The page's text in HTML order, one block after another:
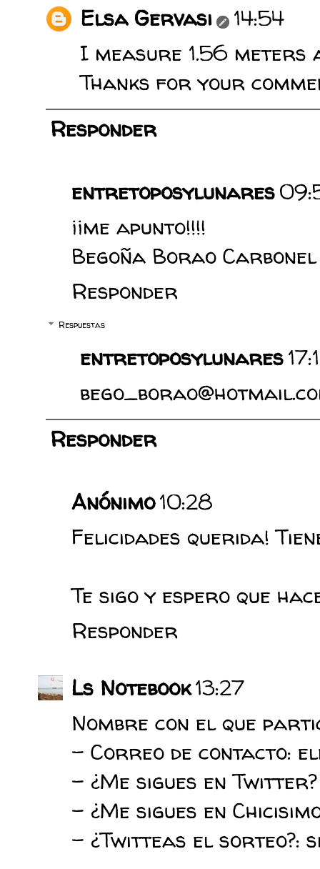
Elsa Gervasi
14:54
I measure 1.56 meters
Thanks for your
Responder
entretoposylunares
¡¡me apunto!!!!
Begoña Borao Carbonel
Responder
Respuestas
entretoposylunares
Responder
Anónimo10:28
Felicidades querida!
Te sigo y espero que
Responder
Ls Notebook13:27
Nombre con el que
- Correo de contacto:
- ¿Me sigues en Twitter?
- ¿Me sigues en
- ¿Twitteas el sorteo?: